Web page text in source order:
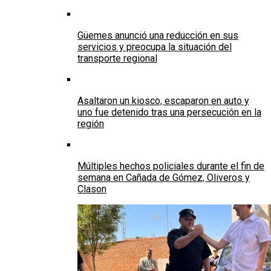
Güemes anunció una reducción en sus
servicios y preocupa la situación del
transporte regional
Asaltaron un kiosco, escaparon en auto y
uno fue detenido tras una persecución en la
región
Múltiples hechos policiales durante el fin de
semana en Cañada de Gómez, Oliveros y
Clason